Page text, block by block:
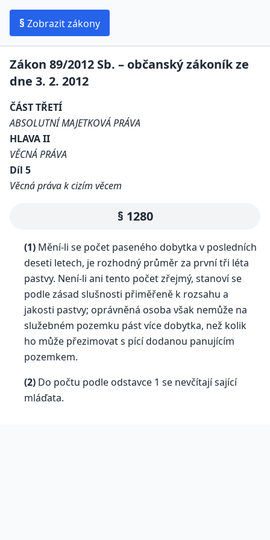
§ Zobrazit zákony
Zákon 89/2012 Sb. – občanský zákoník ze
dne 3. 2. 2012
ČÁST TŘETÍ
ABSOLUTNÍ MAJETKOVÁ PRÁVA
HLAVA II
VĚCNÁ PRÁVA
Díl 5
Věcná práva k cizím věcem
§ 1280
(1) Mění-li se počet paseného dobytka v posledních
deseti letech, je rozhodný průměr za první tři léta
pastvy. Není-li ani tento počet zřejmý, stanoví se
podle zásad slušnosti přiměřeně k rozsahu a
jakosti pastvy; oprávněná osoba však nemůže na
služebném pozemku pást více dobytka, než kolik
ho může přezimovat s pící dodanou panujícím
pozemkem.
(2) Do počtu podle odstavce 1 se nevčítají sající
mláďata.